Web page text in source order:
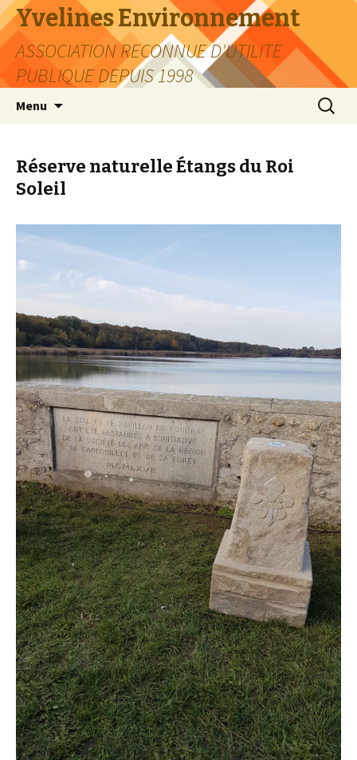
Yvelines Environnement
ASSOCIATION RECONNUE D'UTILITE
PUBLIQUE DEPUIS 1998
Menu
Réserve naturelle Étangs du Roi
Soleil